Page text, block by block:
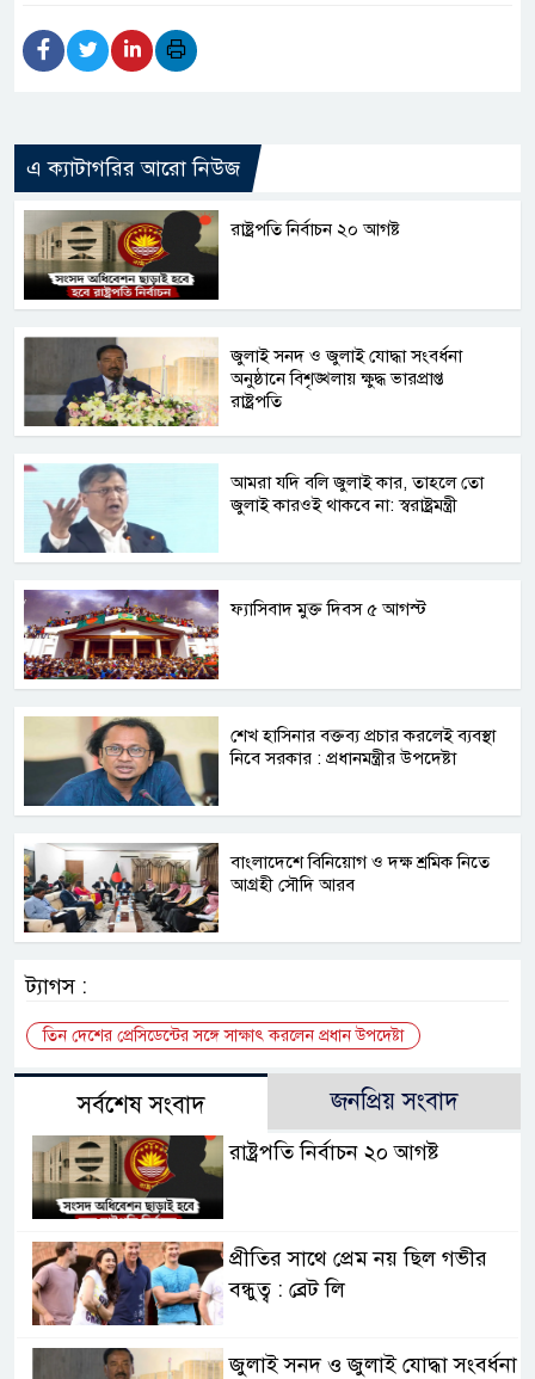
এ ক্যাটাগরির আরো নিউজ
রাষ্ট্রপতি নির্বাচন ২০ আগষ্ট
জুলাই সনদ ও জুলাই যোদ্ধা সংবর্ধনা
অনুষ্ঠানে বিশৃঙ্খলায় ক্ষুদ্ধ ভারপ্রাপ্ত
রাষ্ট্রপতি
আমরা যদি বলি জুলাই কার, তাহলে তো
জুলাই কারওই থাকবে না: স্বরাষ্ট্রমন্ত্রী
ফ্যাসিবাদ মুক্ত দিবস ৫ আগস্ট
শেখ হাসিনার বক্তব্য প্রচার করলেই ব্যবস্থা
নিবে সরকার : প্রধানমন্ত্রীর উপদেষ্টা
বাংলাদেশে বিনিয়োগ ও দক্ষ শ্রমিক নিতে
আগ্রহী সৌদি আরব
ট্যাগস :
তিন দেশের প্রেসিডেন্টের সঙ্গে সাক্ষাৎ করলেন প্রধান উপদেষ্টা
সর্বশেষ সংবাদ জনপ্রিয় সংবাদ
রাষ্ট্রপতি নির্বাচন ২০ আগষ্ট
প্রীতির সাথে প্রেম নয় ছিল গভীর
বন্ধুত্ব : ব্রেট লি
জুলাই সনদ ও জুলাই যোদ্ধা সংবর্ধনা